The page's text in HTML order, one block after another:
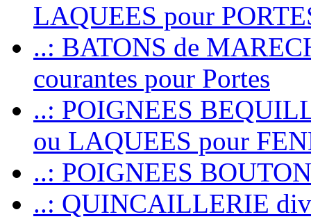
LAQUEES pour
..: BATONS de
courantes pour Portes
..: POIGNEES
ou LAQUEES pour
..: POIGNEES
..: QUINCAILLERIE